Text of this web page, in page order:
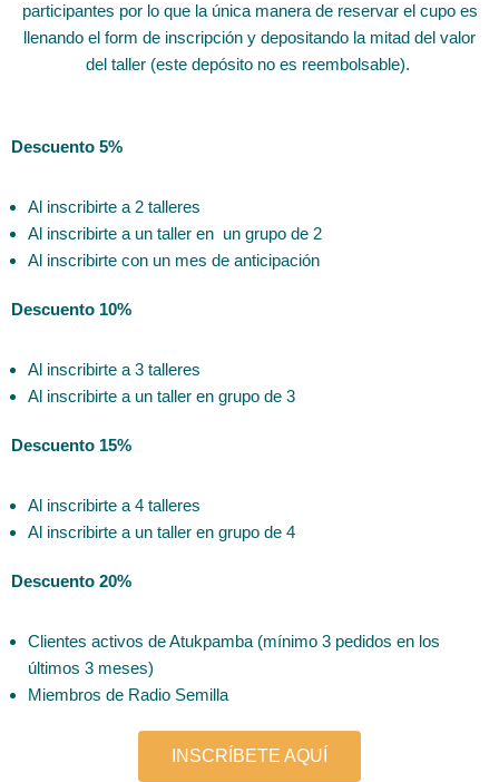
participantes por lo que la única manera de reservar el cupo es
llenando el form de inscripción y depositando la mitad del valor
del taller (este depósito no es reembolsable).
Descuento 5%
Al inscribirte a 2 talleres
Al inscribirte a un taller en un grupo de 2
Al inscribirte con un mes de anticipación
Descuento 10%
Al inscribirte a 3 talleres
Al inscribirte a un taller en grupo de 3
Descuento 15%
Al inscribirte a 4 talleres
Al inscribirte a un taller en grupo de 4
Descuento 20%
Clientes activos de Atukpamba (mínimo 3 pedidos en los
últimos 3 meses)
Miembros de Radio Semilla
INSCRÍBETE AQUÍ